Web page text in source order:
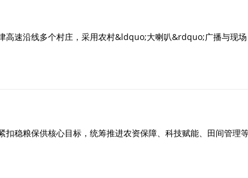
速沿线多个村庄，采用农村&ldquo;大喇叭&rdquo;广播与现场
稳粮保供核心目标，统筹推进农资保障、科技赋能、田间管理